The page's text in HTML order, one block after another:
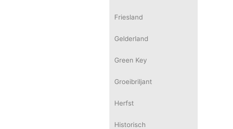
Friesland
Gelderland
Green Key
Groeibriljant
Herfst
Historisch